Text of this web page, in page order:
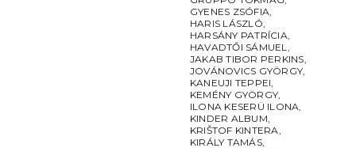
GYENES ZSÓFIA,
HARIS LÁSZLÓ,
HARSÁNY PATRÍCIA,
HAVADTŐI SÁMUEL,
JAKAB TIBOR PERKINS,
JOVÁNOVICS GYÖRGY,
KANEUJI TEPPEI,
KEMÉNY GYÖRGY,
ILONA KESERÜ ILONA,
KINDER ALBUM,
KRIŠTOF KINTERA,
KIRÁLY TAMÁS,